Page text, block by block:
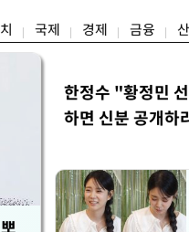
국제 경제 금융
한정수 "황정민
하면 신분 공개하